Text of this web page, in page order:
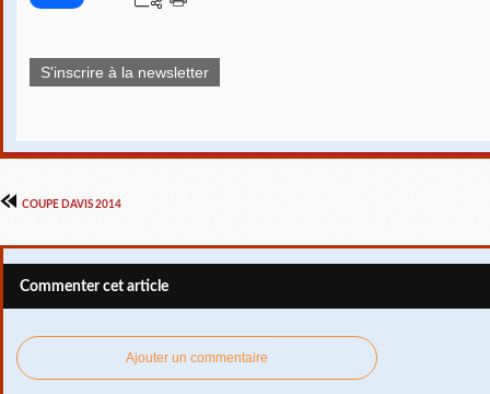
S'inscrire à la newsletter
COUPE DAVIS 2014
Commenter cet article
Ajouter un commentaire